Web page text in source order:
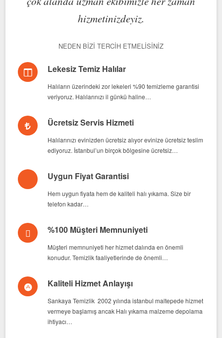
hizmetinizdeyiz.
NEDEN BIZI TERCIH ETMELISINIZ
Lekesiz Temiz Halılar
Halıların üzerindeki zor lekeleri %90 temizleme garantisi
veriyoruz. Halılarınızı il günkü haline…
Ücretsiz Servis Hizmeti
Halılarınızı evinizden ücretsiz alıyor evinize ücretsiz teslim
ediyoruz. İstanbul’un birçok bölgesine ücretsiz…
Uygun Fiyat Garantisi
Hem uygun fiyata hem de kaliteli halı yıkama. Size bir
telefon kadar…
%100 Müşteri Memnuniyeti
Müşteri memnuniyeti her hizmet dalında en önemli
konudur. Temizlik faaliyetlerinde de önemli…
Kaliteli Hizmet Anlayışı
Sarıkaya Temizlik 2002 yılında istanbul maltepede hizmet
vermeye başlamış ancak Halı yıkama malzeme depolama
ihtiyacı…